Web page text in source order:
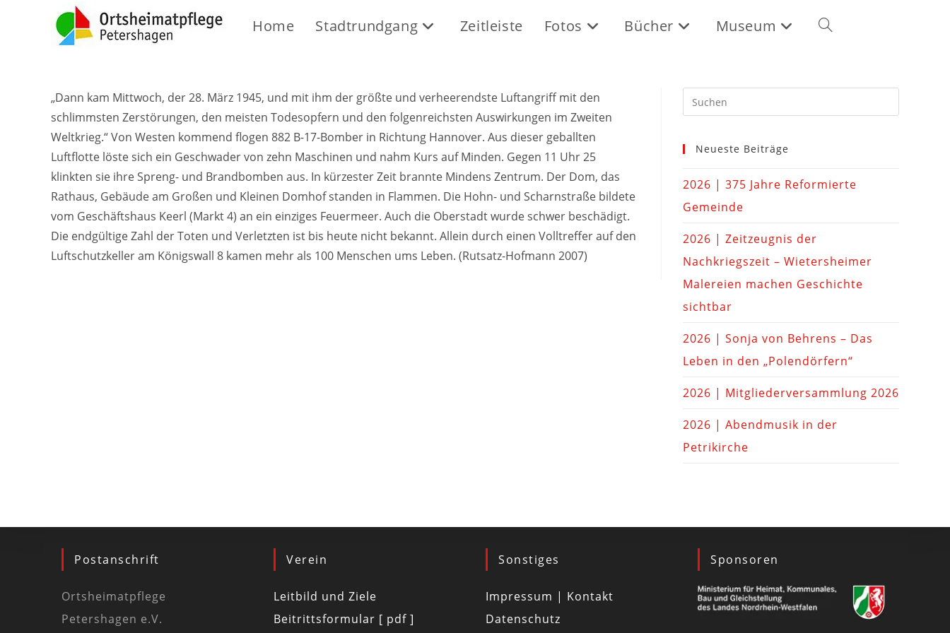
Home Stadtrundgang Zeitleiste Fotos Bücher Museum
„Dann kam Mittwoch, der 28. März 1945, und mit ihm der größte und verheerendste Luftangriff mit den
schlimmsten Zerstörungen, den meisten Todesopfern und den folgenreichsten Auswirkungen im Zweiten
Weltkrieg.“ Von Westen kommend flogen 882 B-17-Bomber in Richtung Hannover. Aus dieser geballten
Luftflotte löste sich ein Geschwader von zehn Maschinen und nahm Kurs auf Minden. Gegen 11 Uhr 25
klinkten sie ihre Spreng- und Brandbomben aus. In kürzester Zeit brannte Mindens Zentrum. Der Dom, das
Rathaus, Gebäude am Großen und Kleinen Domhof standen in Flammen. Die Hohn- und Scharnstraße bildete
vom Geschäftshaus Keerl (Markt 4) an ein einziges Feuermeer. Auch die Oberstadt wurde schwer beschädigt.
Die endgültige Zahl der Toten und Verletzten ist bis heute nicht bekannt. Allein durch einen Volltreffer auf den
Luftschutzkeller am Königswall 8 kamen mehr als 100 Menschen ums Leben. (Rutsatz-Hofmann 2007)
Neueste Beiträge
2026 | 375 Jahre Reformierte
Gemeinde
2026 | Zeitzeugnis der
Nachkriegszeit – Wietersheimer
Malereien machen Geschichte
sichtbar
2026 | Sonja von Behrens – Das
Leben in den „Polendörfern“
2026 | Mitgliederversammlung 2026
2026 | Abendmusik in der
Petrikirche
Postanschrift
Ortsheimatpflege
Petershagen e.V.
Verein
Leitbild und Ziele
Beitrittsformular [ pdf ]
Sonstiges
Impressum | Kontakt
Datenschutz
Sponsoren